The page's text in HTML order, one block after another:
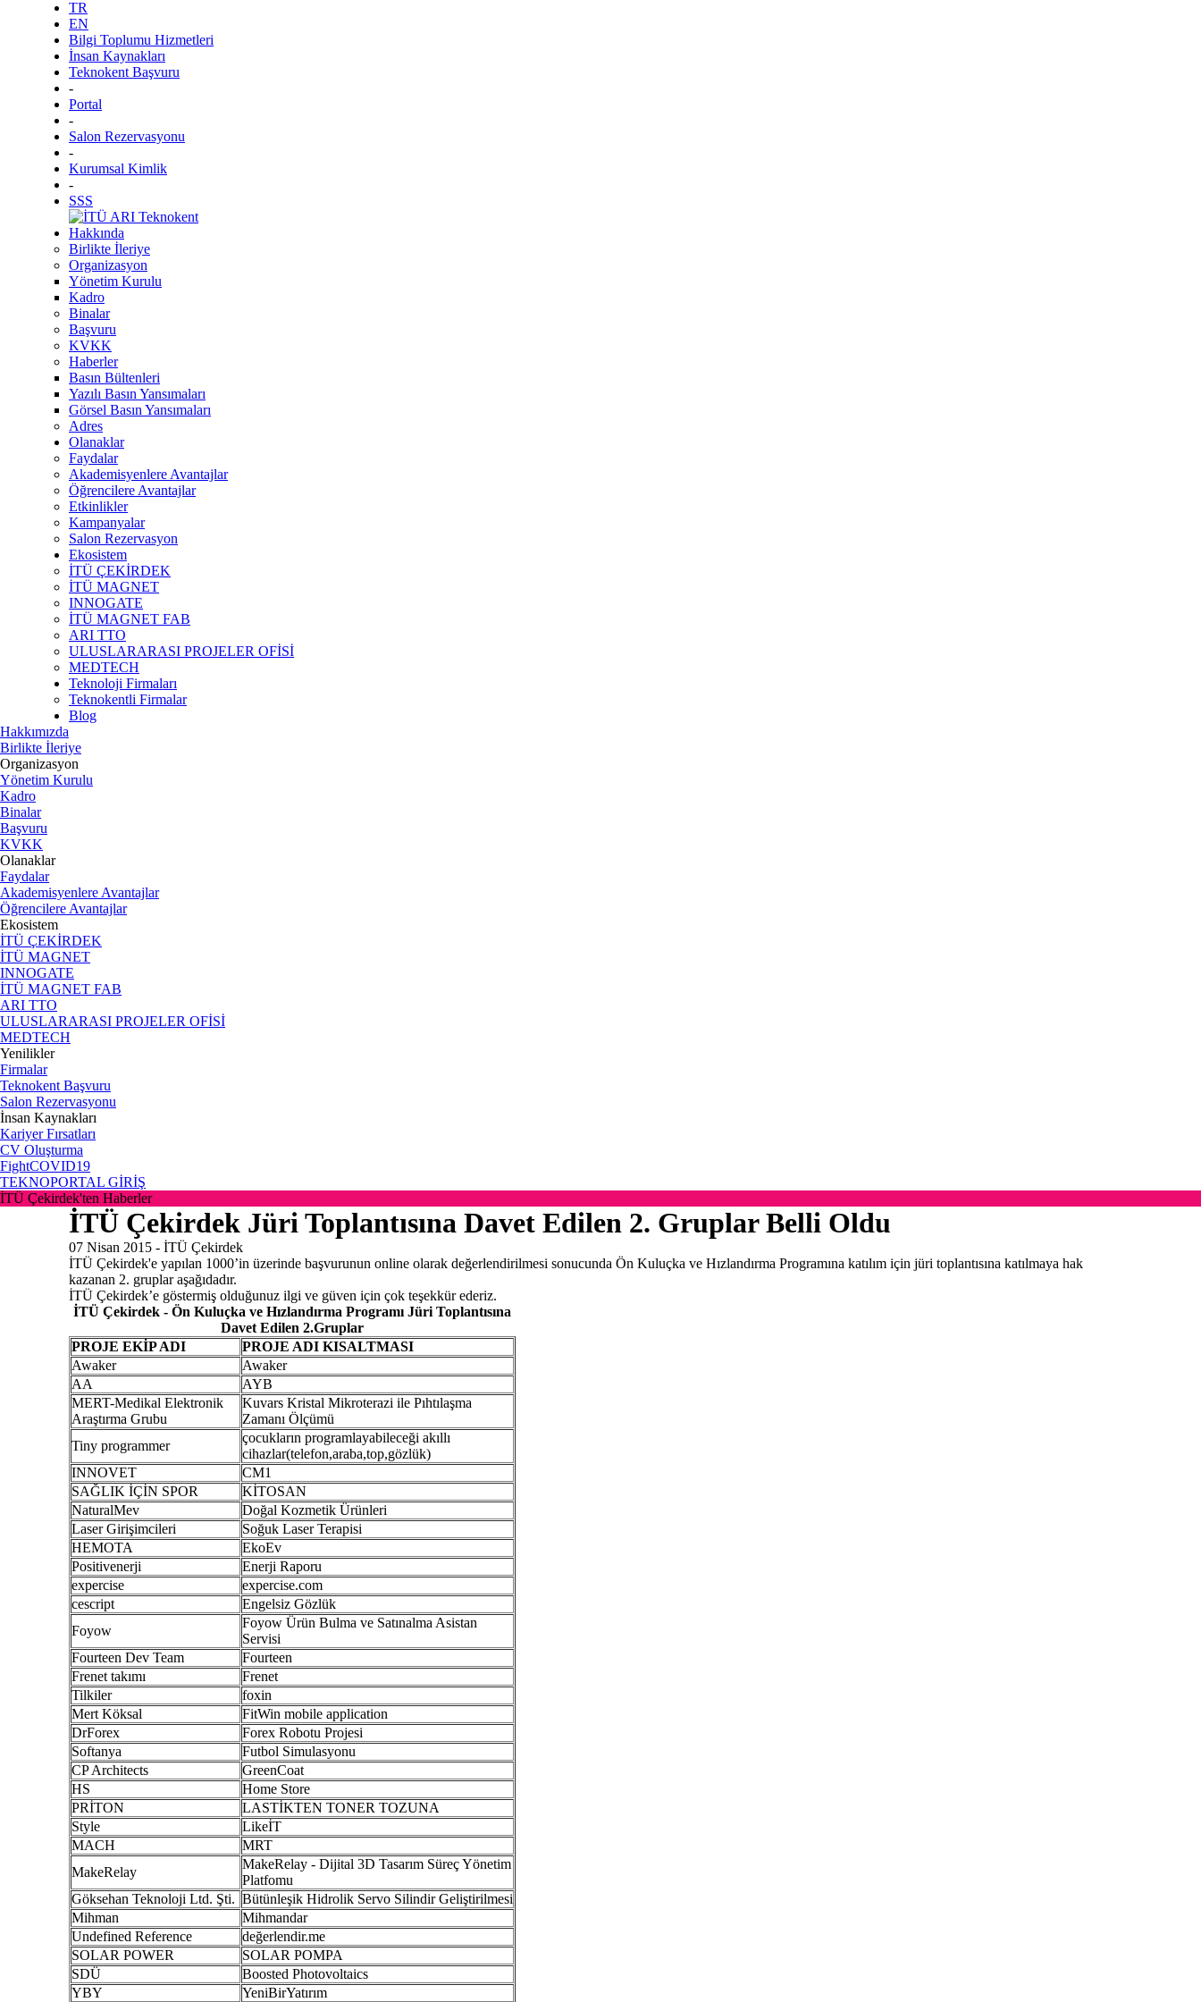
TR
EN
Bilgi Toplumu Hizmetleri
İnsan Kaynakları
Teknokent Başvuru
-
Portal
-
Salon Rezervasyonu
-
Kurumsal Kimlik
-
SSS
Hakkında
Birlikte İleriye
Organizasyon
Yönetim Kurulu
Kadro
Binalar
Başvuru
KVKK
Haberler
Basın Bültenleri
Yazılı Basın Yansımaları
Görsel Basın Yansımaları
Adres
Olanaklar
Faydalar
Akademisyenlere Avantajlar
Öğrencilere Avantajlar
Etkinlikler
Kampanyalar
Salon Rezervasyon
Ekosistem
İTÜ ÇEKİRDEK
İTÜ MAGNET
INNOGATE
İTÜ MAGNET FAB
ARI TTO
ULUSLARARASI PROJELER OFİSİ
MEDTECH
Teknoloji Firmaları
Teknokentli Firmalar
Blog
Hakkımızda
Birlikte İleriye
Organizasyon
Yönetim Kurulu
Kadro
Binalar
Başvuru
KVKK
Olanaklar
Faydalar
Akademisyenlere Avantajlar
Öğrencilere Avantajlar
Ekosistem
İTÜ ÇEKİRDEK
İTÜ MAGNET
INNOGATE
İTÜ MAGNET FAB
ARI TTO
ULUSLARARASI PROJELER OFİSİ
MEDTECH
Yenilikler
Firmalar
Teknokent Başvuru
Salon Rezervasyonu
İnsan Kaynakları
Kariyer Fırsatları
CV Oluşturma
FightCOVID19
TEKNOPORTAL GİRİŞ
İTÜ Çekirdek'ten Haberler
İTÜ Çekirdek Jüri Toplantısına Davet Edilen 2. Gruplar Belli Oldu
07 Nisan 2015 - İTÜ Çekirdek
İTÜ Çekirdek'e yapılan 1000’in üzerinde başvurunun online olarak değerlendirilmesi sonucunda Ön Kuluçka ve Hızlandırma Programına katılım için jüri toplantısına katılmaya hak
kazanan 2. gruplar aşağıdadır.
İTÜ Çekirdek’e göstermiş olduğunuz ilgi ve güven için çok teşekkür ederiz.
İTÜ Çekirdek - Ön Kuluçka ve Hızlandırma Programı Jüri Toplantısına
Davet Edilen 2.Gruplar
PROJE EKİP ADI
PROJE ADI KISALTMASI
Awaker
Awaker
AA
AYB
MERT-Medikal Elektronik
Araştırma Grubu
Kuvars Kristal Mikroterazi ile Pıhtılaşma
Zamanı Ölçümü
Tiny programmer
çocukların programlayabileceği akıllı
cihazlar(telefon,araba,top,gözlük)
INNOVET
CM1
SAĞLIK İÇİN SPOR
KİTOSAN
NaturalMev
Doğal Kozmetik Ürünleri
Laser Girişimcileri
Soğuk Laser Terapisi
HEMOTA
EkoEv
Positivenerji
Enerji Raporu
expercise
expercise.com
cescript
Engelsiz Gözlük
Foyow
Foyow Ürün Bulma ve Satınalma Asistan
Servisi
Fourteen Dev Team
Fourteen
Frenet takımı
Frenet
Tilkiler
foxin
Mert Köksal
FitWin mobile application
DrForex
Forex Robotu Projesi
Softanya
Futbol Simulasyonu
CP Architects
GreenCoat
HS
Home Store
PRİTON
LASTİKTEN TONER TOZUNA
Style
LikeİT
MACH
MRT
MakeRelay
MakeRelay - Dijital 3D Tasarım Süreç Yönetim
Platfomu
Göksehan Teknoloji Ltd. Şti. Bütünleşik Hidrolik Servo Silindir Geliştirilmesi
Mihman
Mihmandar
Undefined Reference
değerlendir.me
SOLAR POWER
SOLAR POMPA
SDÜ
Boosted Photovoltaics
YBY
YeniBirYatırım